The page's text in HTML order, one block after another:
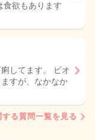
食欲もあります
してます。 ビオ
すが、なかなか
する質問一覧を見る